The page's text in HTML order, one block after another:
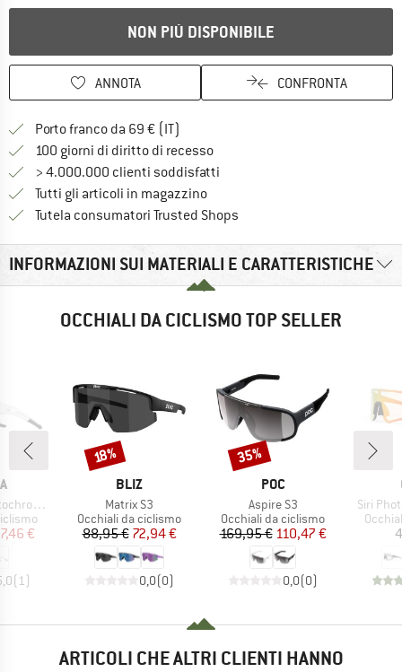
NON PIÙ DISPONIBILE
ANNOTA CONFRONTA
Porto franco da 69 € (IT)
100 giorni di diritto di recessoVai alla politica di recesso qui
> 4.000.000 clienti soddisfatti
Tutti gli articoli in magazzino
Tutela consumatori Trusted Shops
INFORMAZIONI SUI MATERIALI E CARATTERISTICHE
OCCHIALI DA CICLISMO TOP SELLER
S1-3
ridotto
€
(1 )
MARCHIO
BLIZ
Articolo
Matrix S3
Gruppo di prodotti
Occhiali da ciclismo
Prezzo
88,95 €Prezzo ridotto
72,94 €
0,0(0)
Sconto
18%
MARCHIO
POC
Articolo
Aspire S3
Gruppo di prodotti
Occhiali da ciclismo
Prezzo
169,95 €Prezzo ridotto
110,47 €
0,0(0)
Sconto
35%
Articolo
Siri
ARTICOLI CHE ALTRI CLIENTI HANNO